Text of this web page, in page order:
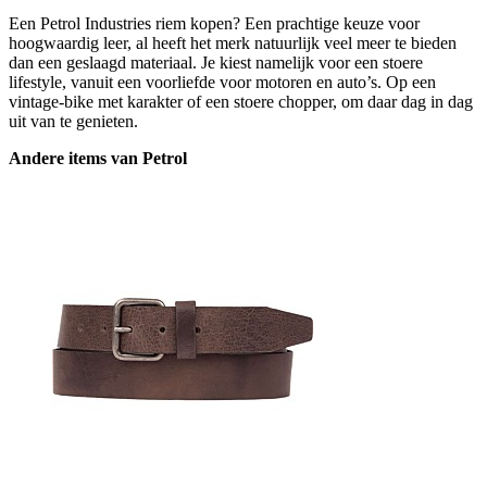
Een Petrol Industries riem kopen? Een prachtige keuze voor
hoogwaardig leer, al heeft het merk natuurlijk veel meer te bieden
dan een geslaagd materiaal. Je kiest namelijk voor een stoere
lifestyle, vanuit een voorliefde voor motoren en auto’s. Op een
vintage-bike met karakter of een stoere chopper, om daar dag in dag
uit van te genieten.
Andere items van Petrol